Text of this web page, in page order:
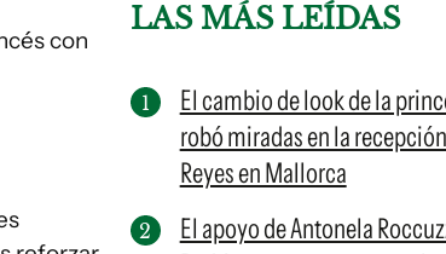
con
LAS MÁS LEÍDAS
El cambio de look de la
robó miradas en la
Reyes en Mallorca
El apoyo de Antonela